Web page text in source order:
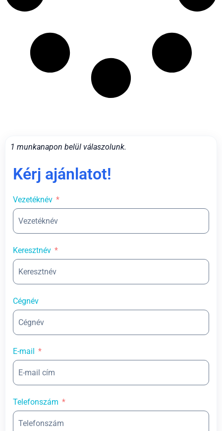
1 munkanapon belül válaszolunk.
Kérj ajánlatot!
Vezetéknév
Keresztnév
Cégnév
E-mail
Telefonszám